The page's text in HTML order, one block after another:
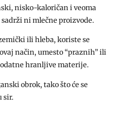
nisko-kaloričan i veoma
ni mlečne proizvode.
ili hleba, koriste se
način, umesto “praznih” ili
hranljive materije.
obrok, tako što će se
sir.